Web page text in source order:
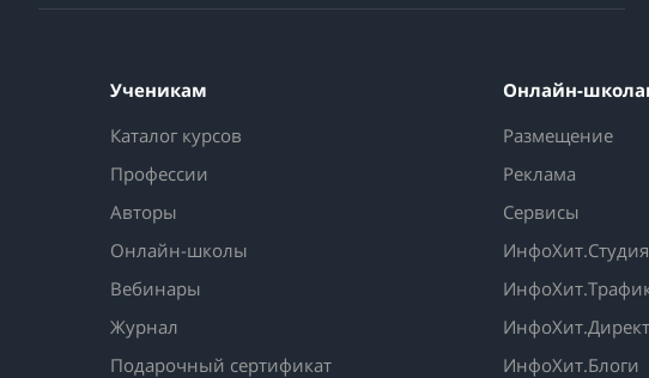
Ученикам
Каталог курсов
Профессии
Авторы
Онлайн-школы
Вебинары
Журнал
Подарочный сертификат
Онлайн-
Размещение
Реклама
Сервисы
ИнфоХит.Студия
ИнфоХит.Директ
ИнфоХит.Блоги